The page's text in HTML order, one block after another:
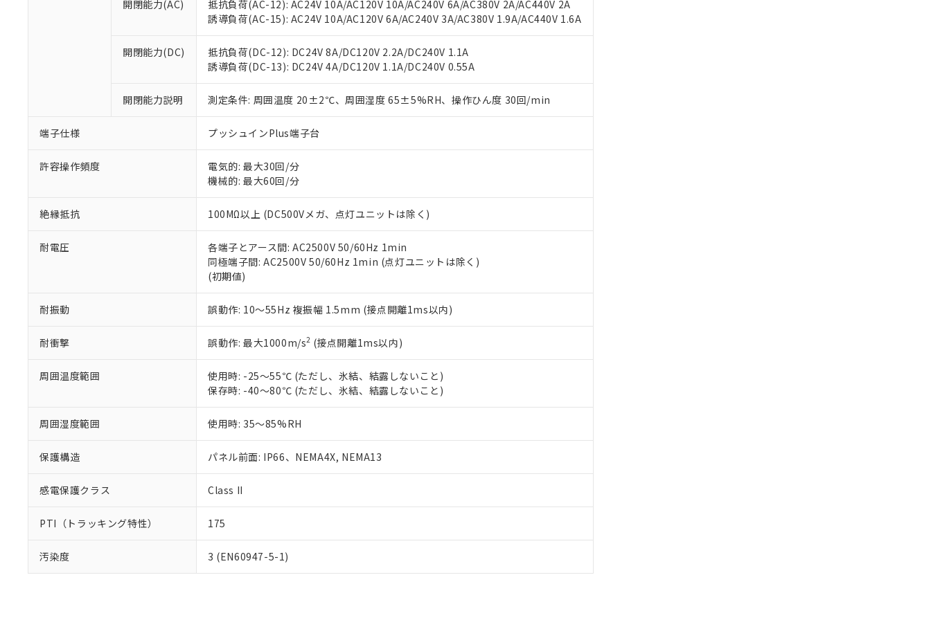
開閉能力(AC)
抵抗負荷(AC-12): AC24V 10A/AC120V 10A/AC240V 6A/AC380V 2A/AC440V 2A
誘導負荷(AC-15): AC24V 10A/AC120V 6A/AC240V 3A/AC380V 1.9A/AC440V 1.6A
開閉能力(DC)
抵抗負荷(DC-12): DC24V 8A/DC120V 2.2A/DC240V 1.1A
誘導負荷(DC-13): DC24V 4A/DC120V 1.1A/DC240V 0.55A
開閉能力説明 測定条件: 周囲温度 20±2℃、周囲湿度 65±5%RH、操作ひん度 30回/min
端子仕様 プッシュインPlus端子台
許容操作頻度
電気的: 最大30回/分
機械的: 最大60回/分
絶縁抵抗 100MΩ以上 (DC500Vメガ、点灯ユニットは除く)
耐電圧
各端子とアース間: AC2500V 50/60Hz 1min
同極端子間: AC2500V 50/60Hz 1min (点灯ユニットは除く)
(初期値)
耐振動 誤動作: 10～55Hz 複振幅 1.5mm (接点開離1ms以内)
耐衝撃 誤動作: 最大1000m/s2 (接点開離1ms以内)
周囲温度範囲
使用時: -25～55℃ (ただし、氷結、結露しないこと)
保存時: -40～80℃ (ただし、氷結、結露しないこと)
周囲湿度範囲 使用時: 35～85%RH
保護構造 パネル前面: IP66、NEMA4X, NEMA13
感電保護クラス Class II
PTI（トラッキング特性） 175
汚染度 3 (EN60947-5-1)
お客様が当ウェブサイト上で当社にご登録された部品リストについて、当社および当社の共同利用者
が、当社の製品・サービスに関するお客様との取引・商談に必要な範囲で利用することをご了承くだ
さい。
※当社の共同利用者とは、"個人情報の共同利用に関して"
いる法人を指します。
※3 非含有証明書ダウンロード
下記の非含有証明書をダウンロードすることができます。
EU RoHS指令（10物質）の非含有証明書
51物質の非含有証明書（当社基準）
※本証明書は発行日時点で非含有を証明するもので、過去に遡って非含有を証明するものではありません。
また、RoHS指令のフタル酸エステル類４物質の対応では、対応完了までの期間は出荷製品に未対応品が
既に当社にて対応品への在庫切替を完了していることから、特段のことがない限り、2022年1月12日よ
り割愛しております。
「－」：未確認です。当社販売部門へお問い合わせください。
合意する キャンセル
白